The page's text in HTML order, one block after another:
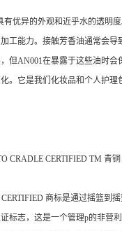
有优异的外观和近乎水的透明
工能力。接触芳香油通常会导
但AN001在暴露于这些油时会
。它是我们化妆品和个人护理
CRADLE CERTIFIED TM 青
商标是通过摇篮到
标志，这是一个管理p的非营